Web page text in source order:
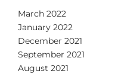
March 2022
January 2022
December 2021
September 2021
August 2021